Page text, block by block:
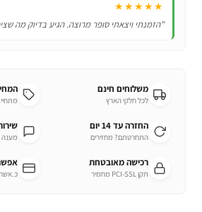
★★★★★
"הזמנתי ויצאתי סופר מרוצה. הגיע בדיוק מה
משלוחים חינם
לכל חלקי הארץ
החזרה עד 14 יום
התחרטתם? מחזירים מענה
רכישה מאובטחת
תקן PCI-SSL מחמיר